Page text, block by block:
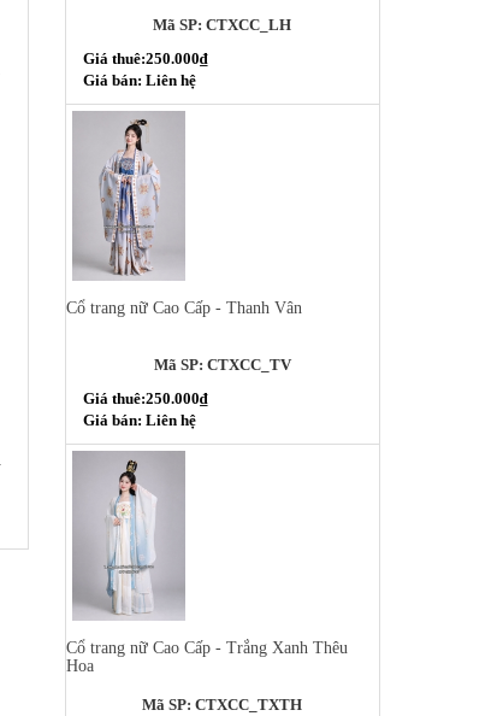
Mã SP: CTXCC_LH
Giá thuê:250.000₫
Giá bán: Liên hệ
Cổ trang nữ Cao Cấp - Thanh Vân
Mã SP: CTXCC_TV
Giá thuê:250.000₫
Giá bán: Liên hệ
Cổ trang nữ Cao Cấp - Trắng Xanh Thêu
Hoa
Mã SP: CTXCC_TXTH